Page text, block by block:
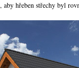
hřeben střechy byl